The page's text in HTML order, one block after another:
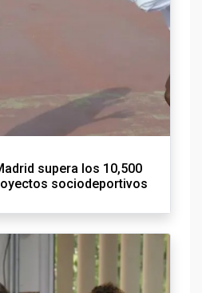
supera los 10,500
sociodeportivos